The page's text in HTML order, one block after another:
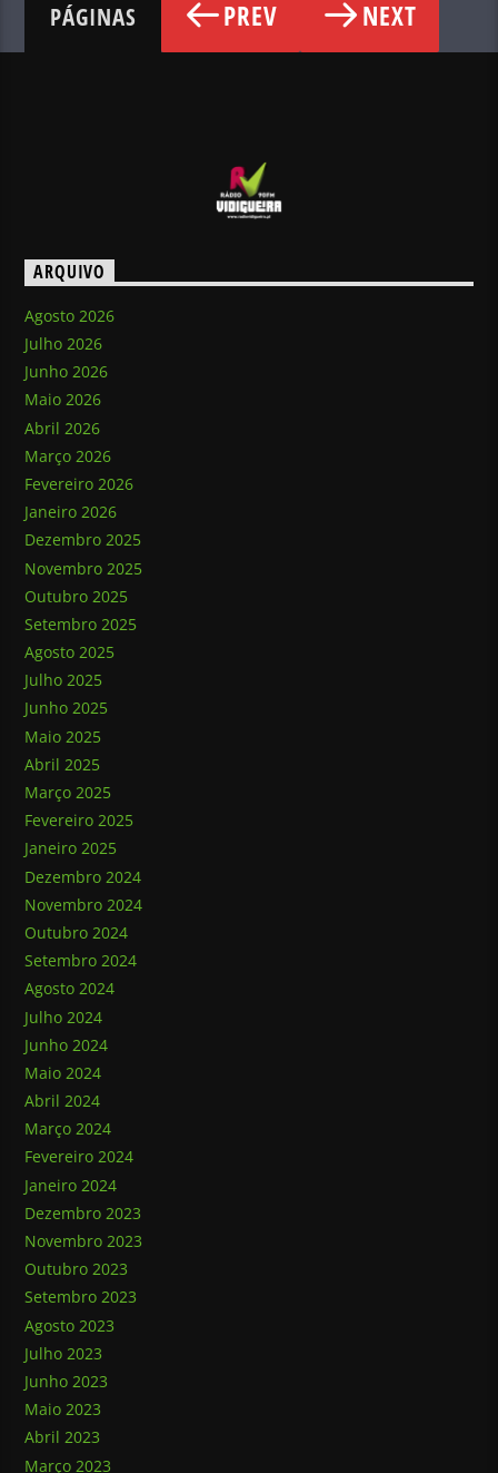
PÁGINAS PREV NEXT
ARQUIVO
Agosto 2026
Julho 2026
Junho 2026
Maio 2026
Abril 2026
Março 2026
Fevereiro 2026
Janeiro 2026
Dezembro 2025
Novembro 2025
Outubro 2025
Setembro 2025
Agosto 2025
Julho 2025
Junho 2025
Maio 2025
Abril 2025
Março 2025
Fevereiro 2025
Janeiro 2025
Dezembro 2024
Novembro 2024
Outubro 2024
Setembro 2024
Agosto 2024
Julho 2024
Junho 2024
Maio 2024
Abril 2024
Março 2024
Fevereiro 2024
Janeiro 2024
Dezembro 2023
Novembro 2023
Outubro 2023
Setembro 2023
Agosto 2023
Julho 2023
Junho 2023
Maio 2023
Abril 2023
Março 2023